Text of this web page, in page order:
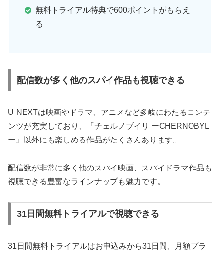
無料トライアル特典で600ポイントがもらえ
る
配信数が多く他のスパイ作品も視聴できる
U-NEXTは映画やドラマ、アニメなど多岐にわたるコンテ
ンツが充実しており、『チェルノブイリ ーCHERNOBYL
ー』以外にも楽しめる作品がたくさんあります。
配信数が非常に多く他のスパイ映画、スパイドラマ作品も
視聴できる豊富なラインナップも魅力です。
31日間無料トライアルで視聴できる
31日間無料トライアルはお申込みから31日間、月額プラ